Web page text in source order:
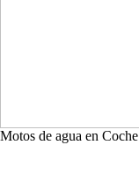
Motos de agua en Coche